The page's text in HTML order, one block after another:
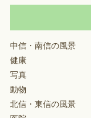
中信・南信の風景
健康
写真
動物
北信・東信の風景